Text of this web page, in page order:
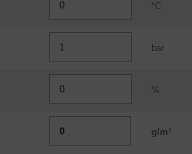
°C
bar
%
g/m³